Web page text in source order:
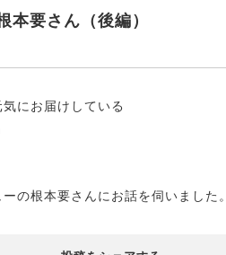
本要さん（後編）
にお届けしている
の根本要さんにお話を伺いました。